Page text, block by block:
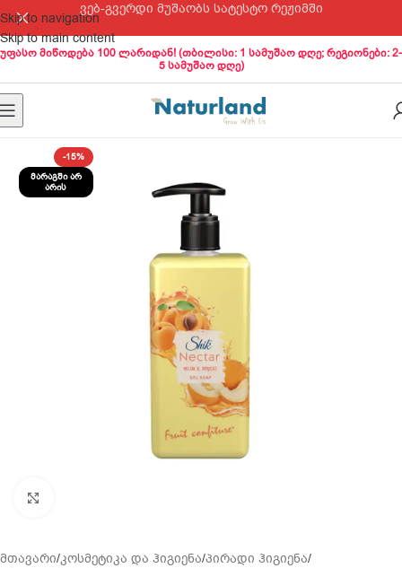
Skip to navigation
Skip to main content
ვებ-გვერდი მუშაობს სატესტო რეჟიმში
უფასო მიწოდება 100 ლარიდან! (თბილისი: 1 სამუშაო დღე; რეგიონები: 2-
5 სამუშაო დღე)
-15%
ᲛᲐᲠᲐᲒᲨᲘ ᲐᲠ
ᲐᲠᲘᲡ
მთავარი/კოსმეტიკა და ჰიგიენა/პირადი ჰიგიენა/